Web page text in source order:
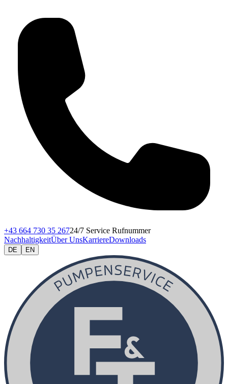
+43 664 730 35 26724/7 Service Rufnummer
NachhaltigkeitÜber UnsKarriereDownloads
DE EN